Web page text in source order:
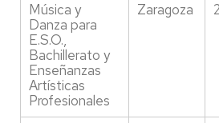
Música y
Danza para
E.S.O.,
Bachillerato y
Enseñanzas
Artísticas
Profesionales
Zaragoza